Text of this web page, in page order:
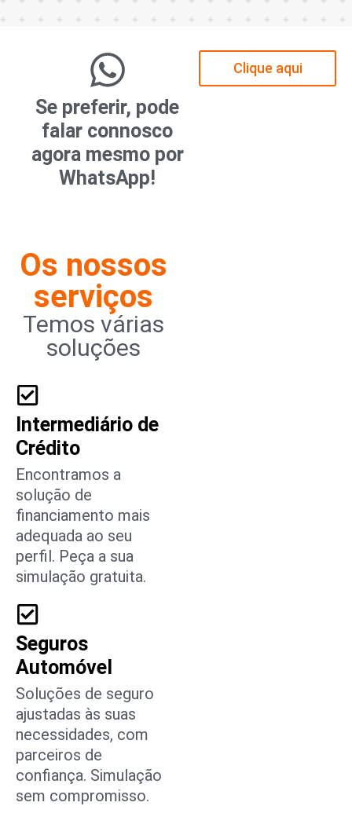
Se preferir, pode
falar connosco
agora mesmo por
WhatsApp!
Clique aqui
Os nossos
serviços
Temos várias
soluções
Intermediário de
Crédito
Encontramos a
solução de
financiamento mais
adequada ao seu
perfil. Peça a sua
simulação gratuita.
Seguros
Automóvel
Soluções de seguro
ajustadas às suas
necessidades, com
parceiros de
confiança. Simulação
sem compromisso.